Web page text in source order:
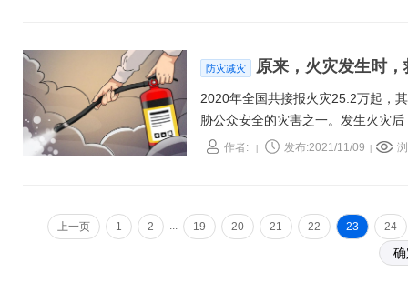
防灾减灾 原来，火灾发生时
2020年全国共接报火灾25.2万起，
胁公众安全的灾害之一。发生火灾
逃生？一起了解
作者: 发布:2021/11/09
上一页 1 2 ... 19 20 21 22 23 24